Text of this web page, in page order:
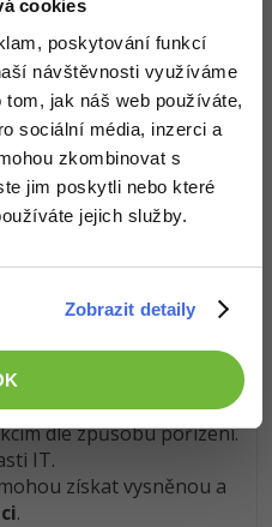
cookies
poskytování funkcí
návštěvnosti využíváme
jak náš web používáte,
sociální média, inzerci a
zkombinovat s
jim poskytli nebo které
jejich služby.
Zobrazit detaily
získáš za pár korun
Věříme, že ti první lekce
doprémiové sekce
koupit předchozí díl
Premium III, koupí článku
dostaneš?
dle způsobu pořízení.
IT.
získat vysněnou a
.